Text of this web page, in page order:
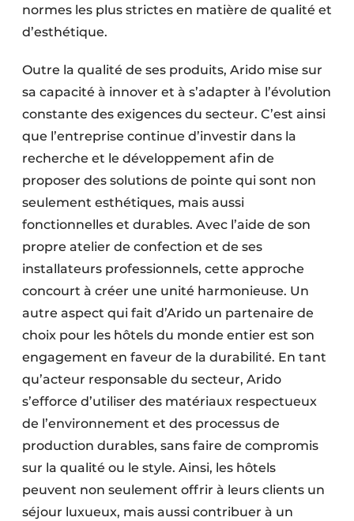
normes les plus strictes en matière de qualité et
d’esthétique.
Outre la qualité de ses produits, Arido mise sur
sa capacité à innover et à s’adapter à l’évolution
constante des exigences du secteur. C’est ainsi
que l’entreprise continue d’investir dans la
recherche et le développement afin de
proposer des solutions de pointe qui sont non
seulement esthétiques, mais aussi
fonctionnelles et durables. Avec l’aide de son
propre atelier de confection et de ses
installateurs professionnels, cette approche
concourt à créer une unité harmonieuse. Un
autre aspect qui fait d’Arido un partenaire de
choix pour les hôtels du monde entier est son
engagement en faveur de la durabilité. En tant
qu’acteur responsable du secteur, Arido
s’efforce d’utiliser des matériaux respectueux
de l’environnement et des processus de
production durables, sans faire de compromis
sur la qualité ou le style. Ainsi, les hôtels
peuvent non seulement offrir à leurs clients un
séjour luxueux, mais aussi contribuer à un